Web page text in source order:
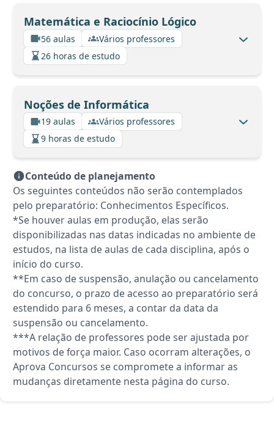
Matemática e Raciocínio Lógico
56 aulas
Vários professores
26 horas de estudo
Noções de Informática
19 aulas
Vários professores
9 horas de estudo
Conteúdo de planejamento
Os seguintes conteúdos não serão contemplados
pelo preparatório: Conhecimentos Específicos.
*Se houver aulas em produção, elas serão
disponibilizadas nas datas indicadas no ambiente de
estudos, na lista de aulas de cada disciplina, após o
início do curso.
**Em caso de suspensão, anulação ou cancelamento
do concurso, o prazo de acesso ao preparatório será
estendido para 6 meses, a contar da data da
suspensão ou cancelamento.
***A relação de professores pode ser ajustada por
motivos de força maior. Caso ocorram alterações, o
Aprova Concursos se compromete a informar as
mudanças diretamente nesta página do curso.